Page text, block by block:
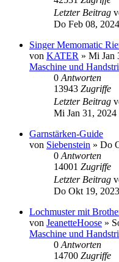
Letzter Beitrag
Do Feb 08,
Singer Memomatic
von KATER » Mi Jan
Maschine und
0 Antworten
13943 Zugriffe
Letzter Beitrag
Mi Jan 31, 2024
Garnstärken-Guide
von Siebenstein » Do
0 Antworten
14001 Zugriffe
Letzter Beitrag
Do Okt 19,
Lochmuster mit
von JeanetteHoose »
Maschine und
0 Antworten
14700 Zugriffe